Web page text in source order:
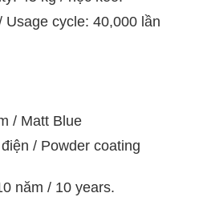
cycle: 40,000 lần
/ Matt Blue
/ Powder coating
năm / 10 years.